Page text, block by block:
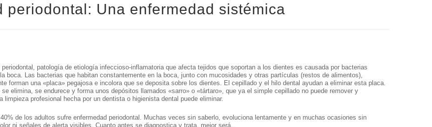
periodontal: Una enfermedad sistémica
periodontal, patología de etiología infeccioso-inflamatoria que afecta tejidos que soportan a los dientes es causada por bacterias
boca. Las bacterias que habitan constantemente en la boca, junto con mucosidades y otras partículas (restos de alimentos),
forman una «placa» pegajosa e incolora que se deposita sobre los dientes. El cepillado y el hilo dental ayudan a eliminar esta placa.
elimina, se endurece y forma unos depósitos llamados «sarro» o «tártaro», que ya el simple cepillado no puede remover y
limpieza profesional hecha por un dentista o higienista dental puede eliminar.
de los adultos sufre enfermedad periodontal. Muchas veces sin saberlo, evoluciona lentamente y en muchas ocasiones sin
ni señales de alerta visibles. Cuanto antes se diagnostica y trata, mejor será.